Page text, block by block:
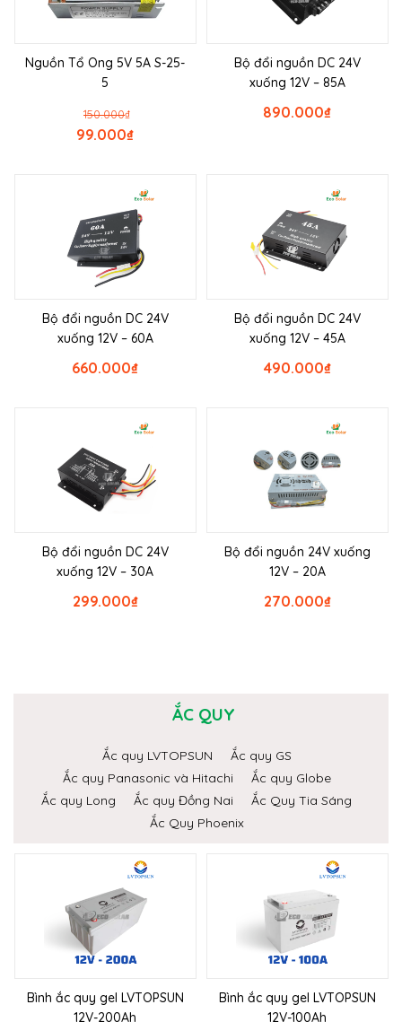
Nguồn Tổ Ong 5V 5A S-25-
5
₫
150.000
₫
99.000
Bộ đổi nguồn DC 24V
xuống 12V – 85A
₫
890.000
Bộ đổi nguồn DC 24V
xuống 12V – 60A
₫
660.000
Bộ đổi nguồn DC 24V
xuống 12V – 45A
₫
490.000
Bộ đổi nguồn DC 24V
xuống 12V – 30A
₫
299.000
Bộ đổi nguồn 24V xuống
12V – 20A
₫
270.000
ẮC QUY
Ắc quy LVTOPSUN
Ắc quy GS
Ắc quy Panasonic và Hitachi
Ắc quy Globe
Ắc quy Long
Ắc quy Đồng Nai
Ắc Quy Tia Sáng
Ắc Quy Phoenix
Bình ắc quy gel LVTOPSUN
12V-200Ah
Bình ắc quy gel LVTOPSUN
12V-100Ah